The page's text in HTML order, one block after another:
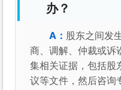
办？
股东之间发
商、调解、仲裁或诉
集相关证据，包括股
议等文件，然后咨询